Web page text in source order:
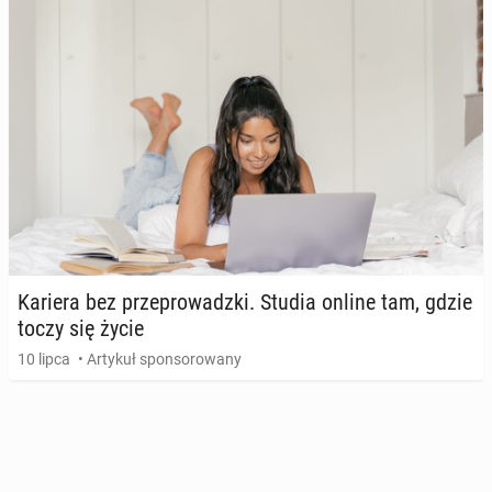
Kariera bez prze­pro­wadz­ki. Studia online tam, gdzie
toczy się życie
10 lipca • Artykuł sponsorowany